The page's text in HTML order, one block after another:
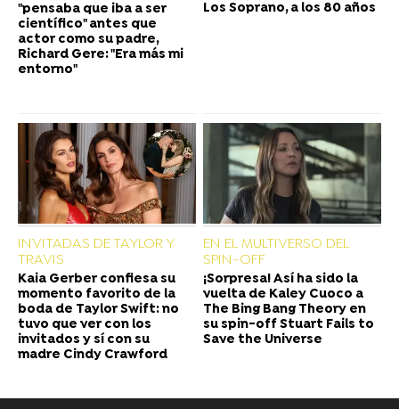
"pensaba que iba a ser
científico" antes que
actor como su padre,
Richard Gere: "Era más mi
entorno"
Los Soprano, a los 80 años
INVITADAS DE TAYLOR Y
TRAVIS
Kaia Gerber confiesa su
momento favorito de la
boda de Taylor Swift: no
tuvo que ver con los
invitados y sí con su
madre Cindy Crawford
EN EL MULTIVERSO DEL
SPIN-OFF
¡Sorpresa! Así ha sido la
vuelta de Kaley Cuoco a
The Bing Bang Theory en
su spin-off Stuart Fails to
Save the Universe